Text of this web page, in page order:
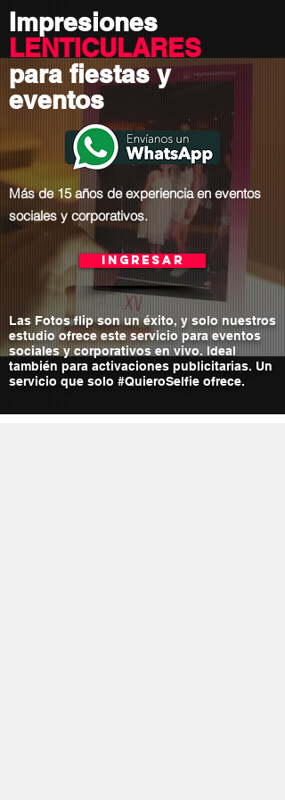
Impresiones
LENTICULARES
para fiestas y
eventos
Más de 15 años de experiencia en eventos
sociales y corporativos.
Ingresar
Las Fotos flip son un éxito, y solo nuestros
estudio ofrece este servicio para eventos
sociales y corporativos en vivo. Ideal
también para activaciones publicitarias. Un
servicio que solo #QuieroSelfie ofrece.